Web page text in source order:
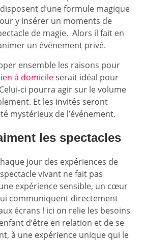
d’une formule magique
y insérer un moments de
de magie. Alors il fait en
un évènement privé.
ensemble les raisons pour
à domicileserait idéal pour
ci pourra agir sur le volume
Et les invités seront
mystérieux de l’événement.
les spectacles
jour des expériences de
vivant ne fait pas
expérience sensible, un cœur
communiquent directement
écrans ! ici on relie les besoins
d’être en relation et de se
à une expérience unique qui le